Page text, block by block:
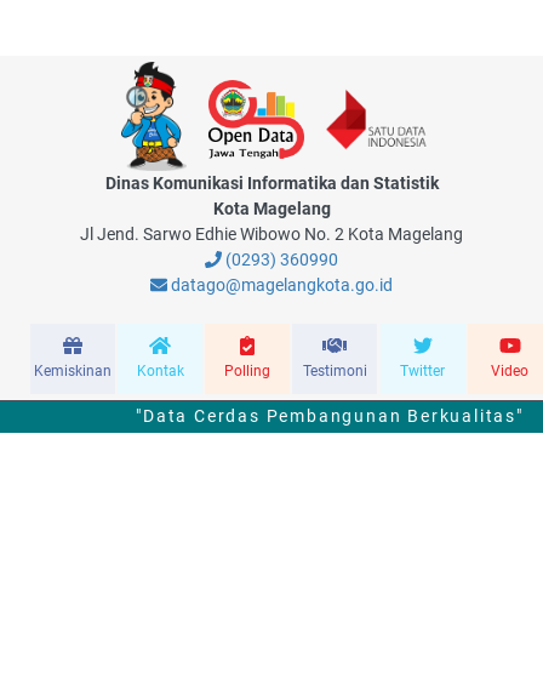
Dinas Komunikasi Informatika dan Statistik
Kota Magelang
Jl Jend. Sarwo Edhie Wibowo No. 2 Kota Magelang
(0293) 360990
datago@magelangkota.go.id
Kemiskinan Kontak Polling Testimoni Twitter Video
"Data Cerdas Pembangunan Berkualitas"